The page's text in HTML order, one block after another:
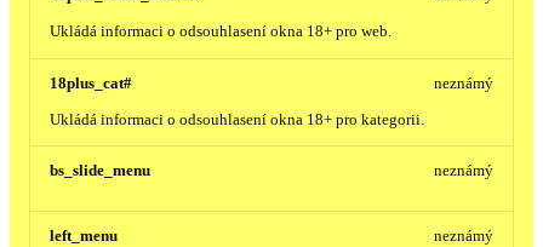
Ukládá informaci o odsouhlasení okna 18+ pro web.
18plus_cat#
Ukládá informaci o odsouhlasení okna 18+ pro kategorii.
neznámý
bs_slide_menu neznámý
left_menu neznámý